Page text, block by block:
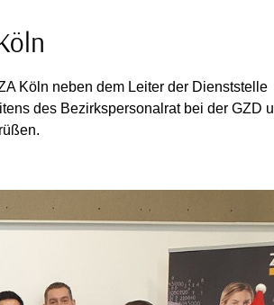
Köln neben dem Leiter der Dienststelle
des Bezirkspersonalrat bei der GZD